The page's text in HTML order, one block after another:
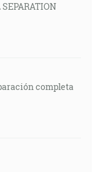
SEPARATION
completa